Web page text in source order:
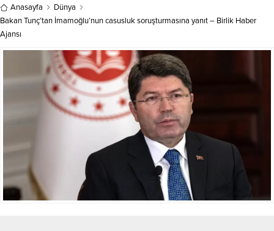
Anasayfa
Dünya
Bakan Tunç’tan İmamoğlu’nun casusluk soruşturmasına yanıt – Birlik Haber
Ajansı